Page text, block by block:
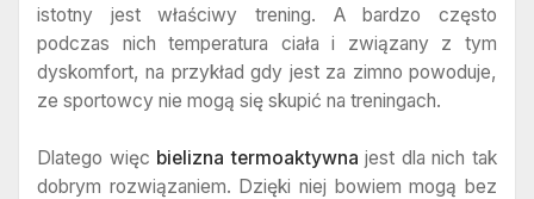
istotny jest właściwy trening. A bardzo często
podczas nich temperatura ciała i związany z tym
dyskomfort, na przykład gdy jest za zimno powoduje,
ze sportowcy nie mogą się skupić na treningach.
Dlatego więc bielizna termoaktywna jest dla nich tak
dobrym rozwiązaniem. Dzięki niej bowiem mogą bez